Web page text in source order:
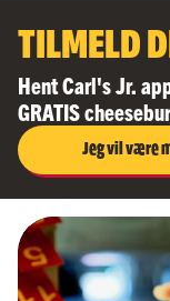
TILMELD
Hent Carl's Jr.
GRATIS
dine køb, sjove
deals hver måned
Jeg vil være